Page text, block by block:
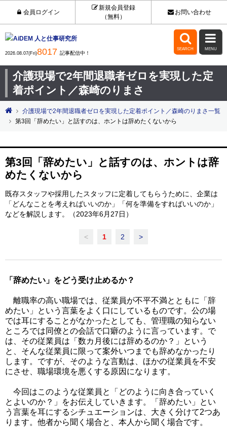
会員ログイン
新規会員登録
（無料）
お問い合わせ
2026.08.07(Fri)8017 記事配信中！

SEARCH

MENU
介護現場で2年間退職者ゼロを実現した定
着ポイント／森崎のりまさ
介護現場で2年間退職者ゼロを実現した定着ポイント／森崎のりまさ一覧
第3回「辞めたい」と話すのは、ホントは辞めたくないから
第3回「辞めたい」と話すのは、ホントは辞
めたくないから
既存スタッフや採用したスタッフに定着してもらうために、企業は
「どんなことを考えればいいのか」「何を準備をすればいいのか」
などを解説します。（2023年6月27日）
< 1 2 >
「辞めたい」をどう受け止めるか？
離職率の高い職場では、従業員が不平不満とともに「辞
めたい」という言葉をよく口にしているものです。公の場
では耳にすることがなかったとしても、管理職の知らない
ところでは同僚との会話で口癖のように言っています。で
は、その従業員は「数カ月後には辞めるのか？」という
と、そんな従業員に限って案外いつまでも辞めなかったり
します。ですが、そのような言動は、ほかの従業員を不安
にさせ、職場環境を悪くする原因になります。
今回はこのような従業員と「どのように向き合っていく
とよいのか？」をお伝えしていきます。「辞めたい」とい
う言葉を耳にするシチュエーションは、大きく分けて2つあ
ります。他者から聞く場合と、本人から聞く場合です。